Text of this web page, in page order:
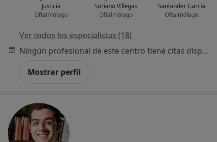
Justicia
Oftalmólogo
Soriano Villegas
Oftalmólogo
Santander García
Oftalmólogo
Ver todos los especialistas (18)
Ningún profesional de este centro tiene citas disponibles
Mostrar perfil